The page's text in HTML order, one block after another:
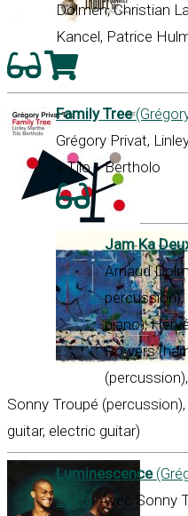
Dolmen, Christian
Kancel, Patrice
Family Tree
Grégory Privat,
« Tilo » Bertholo
Jam Ka
Arnaud
percussion),
piano),
Powers
Sonny Troupé
guitar, electric guitar)
Luminescence
2015). Avec Sonny